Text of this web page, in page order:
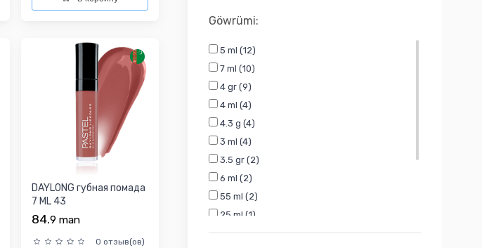
Göwrümi:
5 ml (12)
7 ml (10)
4 gr (9)
4 ml (4)
4.3 g (4)
3 ml (4)
3.5 gr (2)
6 ml (2)
55 ml (2)
25 ml (1)
35 ml (1)
DAYLONG губная помада
7 ML 43
84.9 man
0 отзыв(ов)